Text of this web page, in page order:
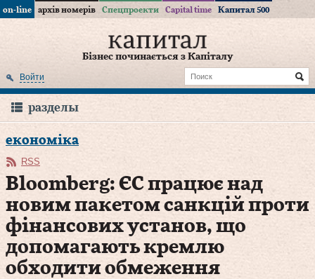
on-line архів номерів Спецпроекти Capital time Капитал 500
Бізнес починається з Капіталу
Войти
разделы
економіка
RSS
Bloomberg: ЄС працює над
новим пакетом санкцій проти
фінансових установ, що
допомагають кремлю
обходити обмеження